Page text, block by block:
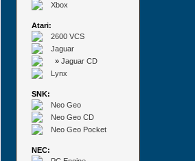
Xbox
Atari:
2600 VCS
Jaguar
» Jaguar CD
Lynx
SNK:
Neo Geo
Neo Geo CD
Neo Geo Pocket
NEC: